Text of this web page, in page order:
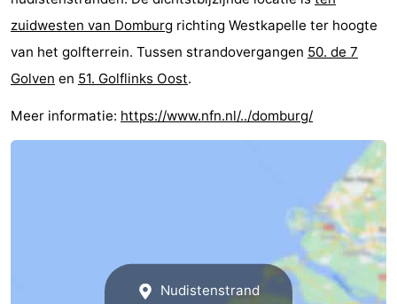
zuidwesten van Domburg richting Westkapelle ter hoogte
van het golfterrein. Tussen strandovergangen 50. de 7
Golven en 51. Golflinks Oost.
Meer informatie: https://www.nfn.nl/../domburg/
Nudistenstrand